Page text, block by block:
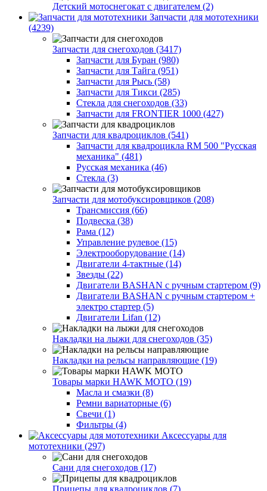
Детский мотоснегокат с двигателем (2)
Запчасти для мототехники
(4239)
Запчасти для снегоходов (3417)
Запчасти для Буран (980)
Запчасти для Тайга (951)
Запчасти для Рысь (58)
Запчасти для Тикси (285)
Стекла для снегоходов (33)
Запчасти для FRONTIER 1000 (427)
Запчасти для квадроциклов (541)
Запчасти для квадроцикла RM 500 "Русская
механика" (481)
Русская механика (46)
Стекла (3)
Запчасти для мотобуксировщиков (208)
Трансмиссия (66)
Подвеска (38)
Рама (12)
Управление рулевое (15)
Электрооборудование (14)
Двигатели 4-тактные (14)
Звезды (22)
Двигатели BASHAN с ручным стартером (9)
Двигатели BASHAN с ручным стартером +
электро стартер (5)
Двигатели Lifan (12)
Накладки на лыжи для снегоходов (35)
Накладки на рельсы направляющие (19)
Товары марки HAWK MOTO (19)
Масла и смазки (8)
Ремни вариаторные (6)
Свечи (1)
Фильтры (4)
Аксессуары для
мототехники (297)
Сани для снегоходов (17)
Прицепы для квадроциклов (7)